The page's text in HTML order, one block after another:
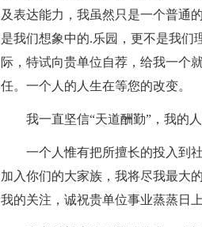
及表达能力，我虽然只是一个普通
是我们想象中的.乐园，更不是我们
际，特试向贵单位自荐，给我一个
任。一个人的人生在等您的改变。
我一直坚信“天道酬勤”，我的
一个人惟有把所擅长的投入到
加入你们的大家族，我将尽我最大
我的关注，诚祝贵单位事业蒸蒸日